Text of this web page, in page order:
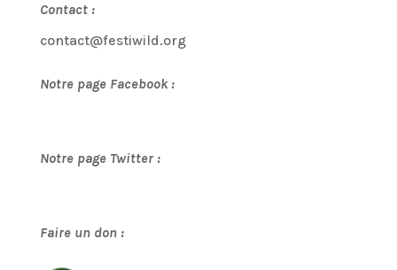
Contact :
contact@festiwild.org
Notre page Facebook :
Notre page Twitter :
Faire un don :